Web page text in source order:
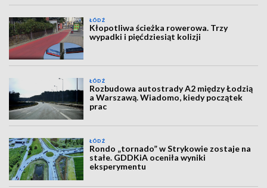
ŁÓDŹ
Kłopotliwa ścieżka rowerowa. Trzy
wypadki i pięćdziesiąt kolizji
ŁÓDŹ
Rozbudowa autostrady A2 między Łodzią
a Warszawą. Wiadomo, kiedy początek
prac
ŁÓDŹ
Rondo „tornado” w Strykowie zostaje na
stałe. GDDKiA oceniła wyniki
eksperymentu